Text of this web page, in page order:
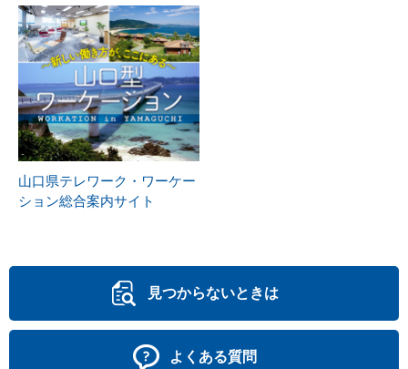
山口県テレワーク・ワーケー
ション総合案内サイト
見つからないときは
よくある質問